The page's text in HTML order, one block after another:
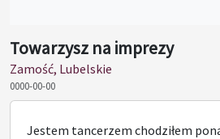
Towarzysz na imprezy
Zamość, Lubelskie
0000-00-00
Jestem tancerzem chodziłem